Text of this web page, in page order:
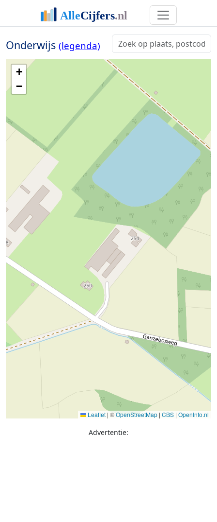
Onderwijs (legenda)
+
−
Leaflet | ©OpenStreetMap | CBS | OpenInfo.nl
Advertentie: